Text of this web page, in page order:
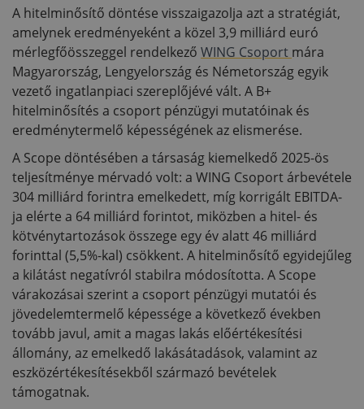
A hitelminősítő döntése visszaigazolja azt a stratégiát,
amelynek eredményeként a közel 3,9 milliárd euró
mérlegfőösszeggel rendelkező WING Csoport mára
Magyarország, Lengyelország és Németország egyik
vezető ingatlanpiaci szereplőjévé vált. A B+
hitelminősítés a csoport pénzügyi mutatóinak és
eredménytermelő képességének az elismerése.
A Scope döntésében a társaság kiemelkedő 2025-ös
teljesítménye mérvadó volt: a WING Csoport árbevétele
304 milliárd forintra emelkedett, míg korrigált EBITDA-
ja elérte a 64 milliárd forintot, miközben a hitel- és
kötvénytartozások összege egy év alatt 46 milliárd
forinttal (5,5%-kal) csökkent. A hitelminősítő egyidejűleg
a kilátást negatívról stabilra módosította. A Scope
várakozásai szerint a csoport pénzügyi mutatói és
jövedelemtermelő képessége a következő években
tovább javul, amit a magas lakás előértékesítési
állomány, az emelkedő lakásátadások, valamint az
eszközértékesítésekből származó bevételek
támogatnak.